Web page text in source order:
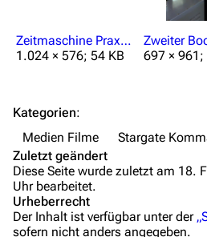
Themengruppen
Letzte Änderungen
FAQ
Anfragen
Administrations-
Löschantrag
Vandalismus melden
Zeitmaschine Praxon.jpg
1.024 × 576; 54 KB
697 × 961;
Kategorien:
Medien Filme
Stargate
Zuletzt geändert
Diese Seite wurde zuletzt am 18.
Uhr bearbeitet.
Urheberrecht
Der Inhalt ist verfügbar unter der
sofern nicht anders angegeben.